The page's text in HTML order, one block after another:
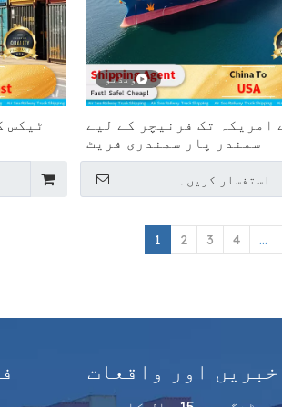
ویڈیو
امریکہ تک فرنیچر کے لیے
سمندر پار سمندری فریٹ
فارورڈنگ
استفسار کریں۔
ٹیکس
1 2 3 4 ...
خبریں اور واقعات